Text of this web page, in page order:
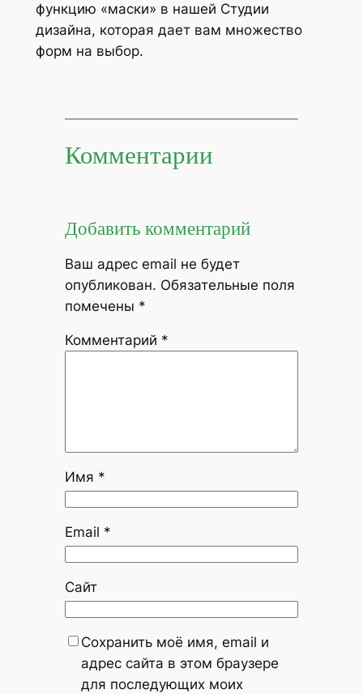
функцию «маски» в нашей Студии
дизайна, которая дает вам множество
форм на выбор.
Комментарии
Добавить комментарий
Ваш адрес email не будет
опубликован. Обязательные поля
помечены *
Комментарий *
Имя *
Email *
Сайт
Сохранить моё имя, email и
адрес сайта в этом браузере
для последующих моих